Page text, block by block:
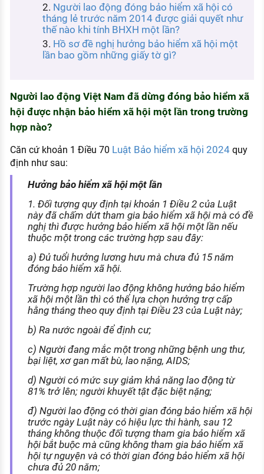
Đặc trưng từng nghề
Xu hướng việc làm
XÂY DỰNG VÀ PHÁT TRIỂN ĐỘI NGŨ
TUYỂN DỤNG VIỆC LÀM
Người lao động đóng bảo hiểm xã hội có
tháng lẻ trước năm 2014 được giải quyết như
thế nào khi tính BHXH một lần?
Hồ sơ đề nghị hưởng bảo hiểm xã hội một
lần bao gồm những giấy tờ gì?
Người lao động Việt Nam đã dừng đóng bảo hiểm xã
hội được nhận bảo hiểm xã hội một lần trong trường
hợp nào?
Căn cứ khoản 1 Điều 70 Luật Bảo hiểm xã hội 2024quy
định như sau:
Hưởng bảo hiểm xã hội một lần
1. Đối tượng quy định tại khoản 1 Điều 2 của Luật
này đã chấm dứt tham gia bảo hiểm xã hội mà có đề
nghị thì được hưởng bảo hiểm xã hội một lần nếu
thuộc một trong các trường hợp sau đây:
a) Đủ tuổi hưởng lương hưu mà chưa đủ 15 năm
đóng bảo hiểm xã hội.
Trường hợp người lao động không hưởng bảo hiểm
xã hội một lần thì có thể lựa chọn hưởng trợ cấp
hằng tháng theo quy định tại Điều 23 của Luật này;
b) Ra nước ngoài để định cư;
c) Người đang mắc một trong những bệnh ung thư,
bại liệt, xơ gan mất bù, lao nặng, AIDS;
d) Người có mức suy giảm khả năng lao động từ
81% trở lên; người khuyết tật đặc biệt nặng;
đ) Người lao động có thời gian đóng bảo hiểm xã hội
trước ngày Luật này có hiệu lực thi hành, sau 12
tháng không thuộc đối tượng tham gia bảo hiểm xã
hội bắt buộc mà cũng không tham gia bảo hiểm xã
hội tự nguyện và có thời gian đóng bảo hiểm xã hội
chưa đủ 20 năm;